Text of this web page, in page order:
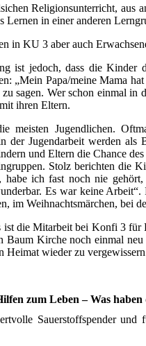
Religionsunterricht, aus
Lernen in einer anderen
in KU 3 aber auch
ist jedoch, dass die Kinder
„Mein Papa/meine Mama
sagen. Wer schon einmal in
ihren Eltern.
meisten Jugendlichen.
der Jugendarbeit werden
und Eltern die Chance des
Stolz berichten die
habe ich fast noch nie
Es war keine
im Weihnachtsmärchen, bei
ist die Mitarbeit bei Konfi 3 für
Baum Kirche noch einmal
Heimat wieder zu
zum Leben – Was haben
Sauerstoffspender